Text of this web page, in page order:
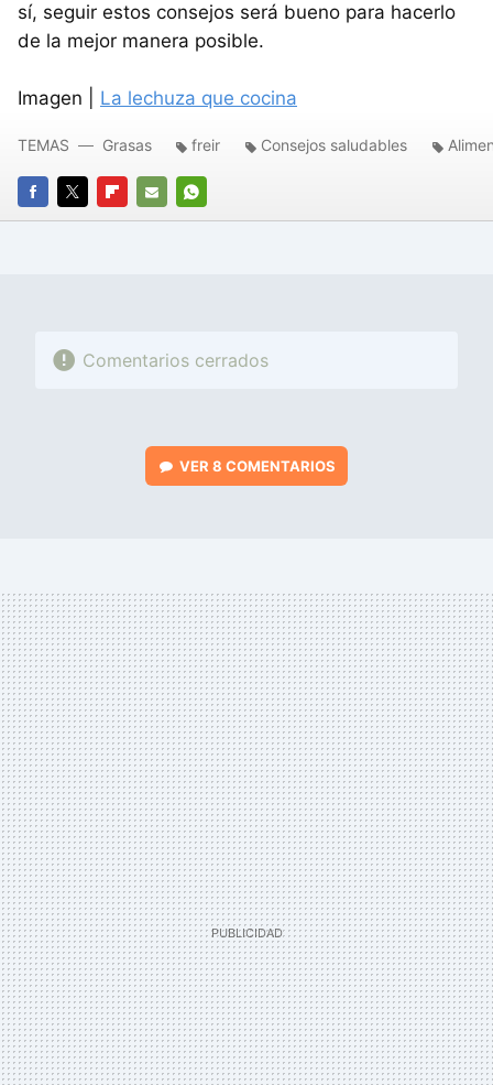
sí, seguir estos consejos será bueno para hacerlo
de la mejor manera posible.
Imagen | La lechuza que cocina
FACEBOOK
TWITTERFLIPBOARD
E-
WHATSAPP
TEMAS Grasas freir Consejos saludables
Comentarios cerrados
VER 8 COMENTARIOS